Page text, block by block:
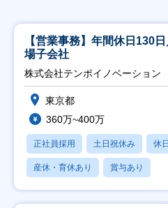
【営業事務】年間休日130
場子会社
株式会社テンポイノベーション
東京都
360万~400万
正社員採用 土日祝休み 休
産休・育休あり 賞与あり